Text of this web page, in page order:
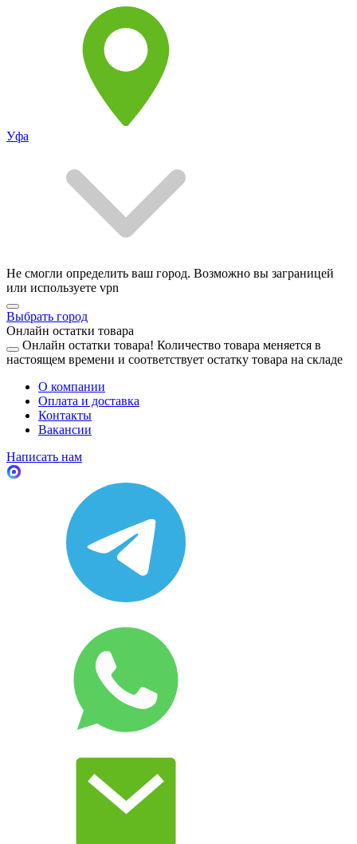
Уфа
Не смогли определить ваш город. Возможно вы заграницей
или используете vpn
Выбрать город
Онлайн остатки товара
Онлайн остатки товара! Количество товара меняется в
настоящем времени и соответствует остатку товара на складе
О компании
Оплата и доставка
Контакты
Вакансии
Написать нам